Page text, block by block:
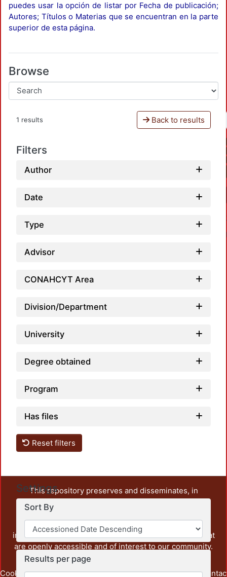
puedes usar la opción de listar por Fecha de publicación;
Autores; Títulos o Materias que se encuentran en la parte
superior de esta página.
Browse
1 results Back to results
Filters
Author
Date
Type
Advisor
CONAHCYT Area
Division/Department
University
Degree obtained
Program
Has files
Reset filters
Settings
Sort By
Results per page
This repository preserves and disseminates, in
unrestricted open access, the teaching and research
output of UAM Azcapotzalco. It also includes some
administrative and graphic documents from the
institution, as well as content from other institutions that
are openly accessible and of interest to our community.
Cookie Privacy End User Send